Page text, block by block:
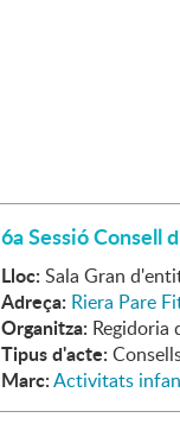
6a Sessió Consell
Lloc: Sala Gran
Adreça: Riera Pare
Organitza: Regidoria
Tipus d'acte:
Marc:Activitats